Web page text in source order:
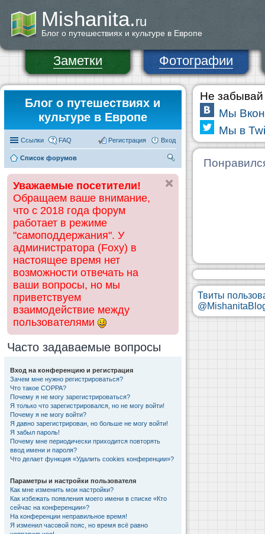
Mishanita.ru
Блог о путешествиях и культуре в Европе
Заметки Фотографии
Блог о путешествиях и
культуре в Европе
Ссылки FAQ Вход
Регистрация
Список форумов
ск
Уважаемые посетители!
Обращаем ваше внимание,
что с 2018 года форум
работает в режиме
"самоподдержания". У
администратора (Foxy) в
настоящее время нет
возможности отвечать на
ваши вопросы, но мы
приветствуем
взаимодействие между
пользователями
Часто задаваемые вопросы
Вход на конференцию и регистрация
Зачем мне нужно регистрироваться?
Что такое COPPA?
Почему я не могу зарегистрироваться?
Я только что зарегистрировался, но не могу войти!
Почему я не могу войти?
Я давно зарегистрирован, но больше не могу войти!
Я забыл пароль!
Почему мне периодически приходится повторять
ввод имени и пароля?
Что делает функция «Удалить cookies конференции»?
Параметры и настройки пользователя
Как мне изменить мои настройки?
Как избежать появления моего имени в списке «Кто
сейчас на конференции»?
На конференции неправильное время!
Я изменил часовой пояс, но время всё равно
Не забывай
Мы
Мы в
Твиты